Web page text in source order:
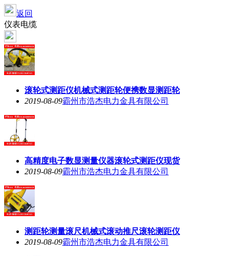
返回
仪表电缆
滚轮式测距仪机械式测距轮便携数显测距轮
2019-08-09霸州市浩杰电力金具有限公司
高精度电子数显测量仪器滚轮式测距仪现货
2019-08-09霸州市浩杰电力金具有限公司
测距轮测量滚尺机械式滚动推尺滚轮测距仪
2019-08-09霸州市浩杰电力金具有限公司